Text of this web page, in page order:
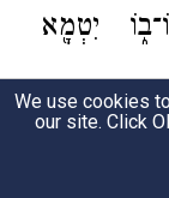
יִטְמָ֖א
נִדָּתָהּ֙
We use cookies
our site. Click